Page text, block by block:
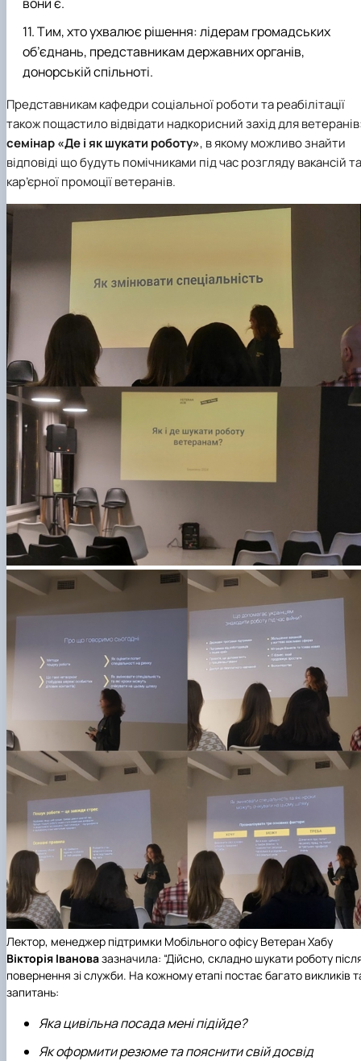
Тим, хто ухвалює рішення: лідерам громадських
об’єднань, представникам державних органів,
донорській спільноті.
Представникам кафедри соціальної роботи та реабілітації
також пощастило відвідати надкорисний захід для
семінар «Де і як шукати роботу», в якому можливо знайти
відповіді що будуть помічниками під час розгляду вакансій та
кар’єрної промоції ветеранів.
Лектор, менеджер підтримки Мобільного офісу Ветеран Хабу
Вікторія Івановазазначила: “Дійсно, складно шукати роботу
повернення зі служби. На кожному етапі постає багато викликів
запитань:
Яка цивільна посада мені підійде?
Як оформити резюме та пояснити свій досвід